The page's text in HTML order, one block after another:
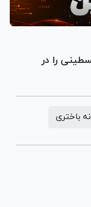
را در
باختری